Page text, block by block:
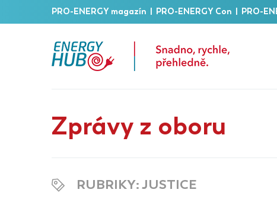
PRO-ENERGY magazín PRO-ENERGY Con PRO-
Zprávy z oboru
RUBRIKY: JUSTICE